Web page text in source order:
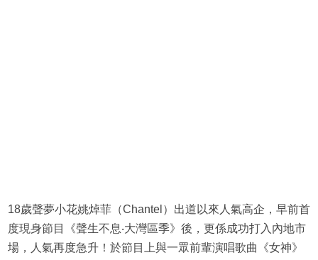
18歲聲夢小花姚焯菲（Chantel）出道以來人氣高企，早前首
度現身節目《聲生不息‧大灣區季》後，更係成功打入內地市
場，人氣再度急升！於節目上與一眾前輩演唱歌曲《女神》